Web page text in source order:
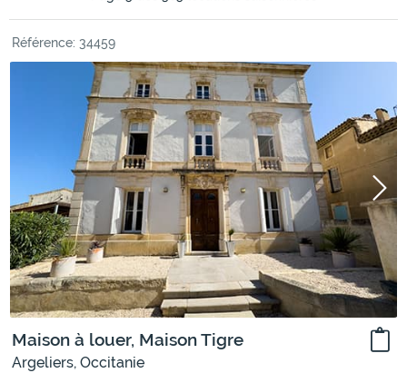
Référence: 34459
Maison à louer, Maison Tigre
Argeliers, Occitanie